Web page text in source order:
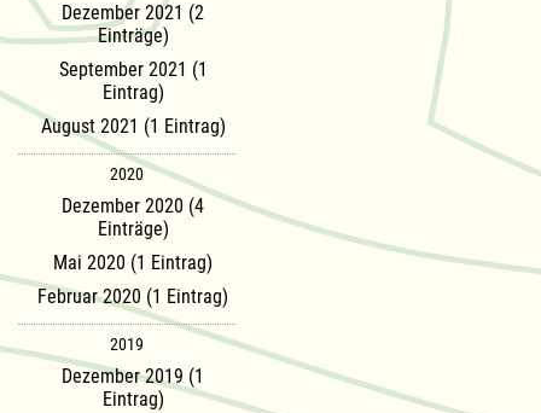
Dezember 2021 (2
Einträge)
September 2021 (1
Eintrag)
August 2021 (1 Eintrag)
2020
Dezember 2020 (4
Einträge)
Mai 2020 (1 Eintrag)
Februar 2020 (1 Eintrag)
2019
Dezember 2019 (1
Eintrag)